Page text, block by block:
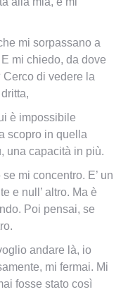
mi sorpassano a
mi chiedo, da dove
di vedere la
è impossibile
scopro in quella
una capacità in più.
mi concentro. E’ un
e null’ altro. Ma è
Poi pensai, se
andare là, io
mi fermai. Mi
fosse stato così